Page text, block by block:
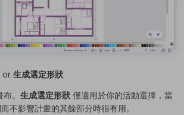
or 生成選定形狀
。 生成選定形狀 僅適用於你的活動選擇，當
不影響計畫的其餘部分時很有用。